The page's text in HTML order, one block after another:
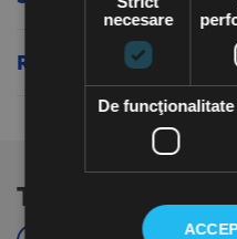
Recenzii produs
Te-ar putea
necesare
De funcţionalitate